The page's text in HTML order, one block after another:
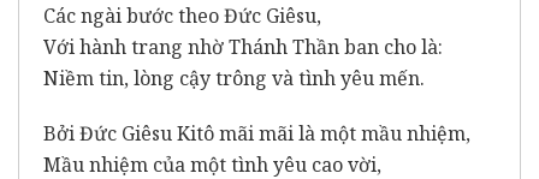
Các ngài bước theo Đức Giêsu,
Với hành trang nhờ Thánh Thần ban cho là:
Niềm tin, lòng cậy trông và tình yêu mến.
Bởi Đức Giêsu Kitô mãi mãi là một mầu nhiệm,
Mầu nhiệm của một tình yêu cao vời,